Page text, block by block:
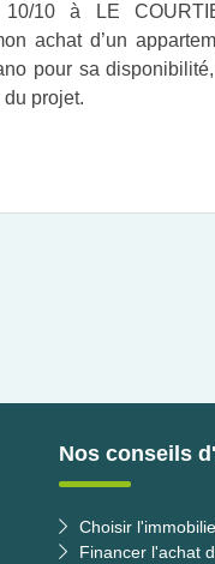
10 à LE
achat d’un
pour sa
projet.​
Nos conseils
Choisir
Financer l'achat